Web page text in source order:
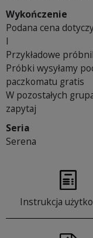
Wykończenie
Podana cena
I
Przykładowe
Próbki wysyłamy
paczkomatu gratis
W pozostałych
zapytaj
Seria
Serena
Instrukcja